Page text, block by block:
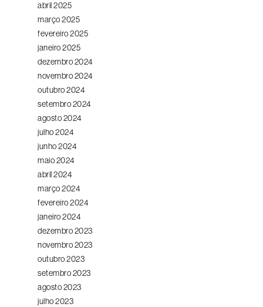
abril 2025
março 2025
fevereiro 2025
janeiro 2025
dezembro 2024
novembro 2024
outubro 2024
setembro 2024
agosto 2024
julho 2024
junho 2024
maio 2024
abril 2024
março 2024
fevereiro 2024
janeiro 2024
dezembro 2023
novembro 2023
outubro 2023
setembro 2023
agosto 2023
julho 2023